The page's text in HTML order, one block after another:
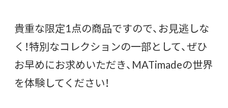
貴重な限定1点の商品ですので、お見逃しな
く！特別なコレクションの一部として、ぜひ
お早めにお求めいただき、MATimadeの世界
を体験してください！